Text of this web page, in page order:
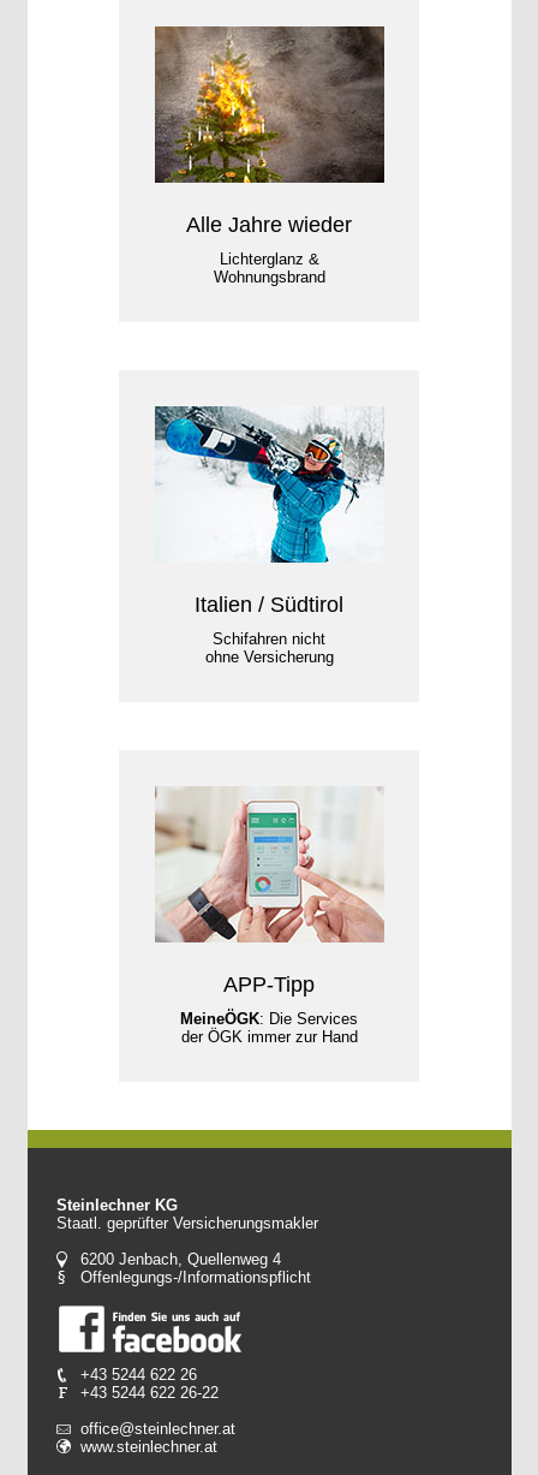
Alle Jahre wieder
Lichterglanz &
Wohnungsbrand
Italien / Südtirol
Schifahren nicht
ohne Versicherung
APP-Tipp
MeineÖGK: Die Services
der ÖGK immer zur Hand
Steinlechner KG
Staatl. geprüfter Versicherungsmakler
6200 Jenbach, Quellenweg 4
Offenlegungs-/Informationspflicht
+43 5244 622 26
+43 5244 622 26-22
office@steinlechner.at
www.steinlechner.at